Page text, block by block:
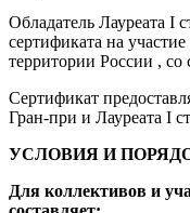
Обладатель Лауреата I
сертификата на
территории России , со
Сертификат
Гран-при и Лауреата I
УСЛОВИЯ И
Для коллективов и